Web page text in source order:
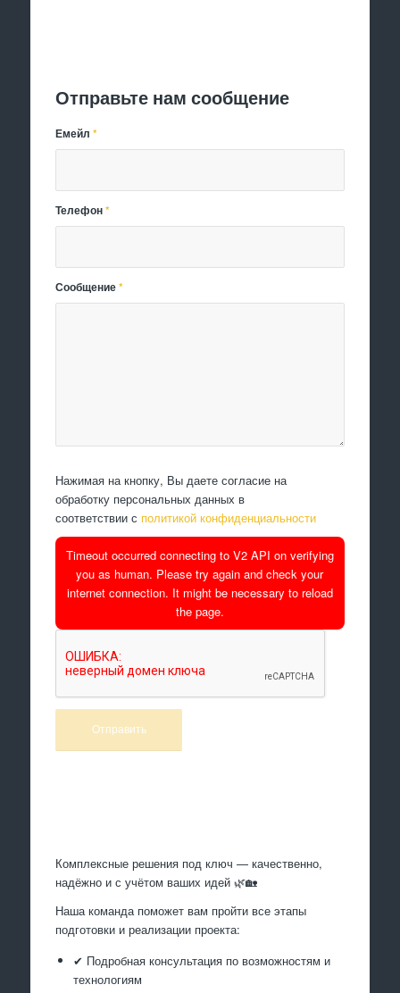
Отправьте нам сообщение
Емейл*
Телефон*
Сообщение*
Нажимая на кнопку, Вы даете согласие на
обработку персональных данных в
соответствии с политикой конфиденциальности
Timeout occurred connecting to V2 API on verifying
you as human. Please try again and check your
internet connection. It might be necessary to reload
the page.
Комплексные решения под ключ — качественно,
надёжно и с учётом ваших идей 🌿🏡
Наша команда поможет вам пройти все этапы
подготовки и реализации проекта:
✔ Подробная консультация по возможностям и
технологиям